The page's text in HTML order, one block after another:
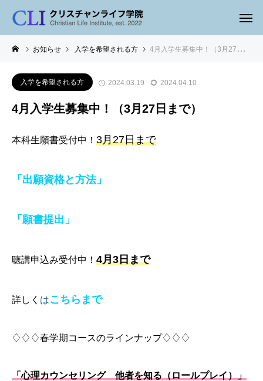
お知らせ 入学を希望される方 4月入学生募集中！（3月27日まで）
入学を希望される方 2024.03.19 2024.04.10
4月入学生募集中！（3月27日まで）
本科生願書受付中！ 3月27日まで
「出願資格と方法」
「願書提出」
聴講申込み受付中！ 4月3日まで
詳しく はこちらまで
♢♢♢春学期コースのラインナップ♢♢♢
「心理カウンセリング 他者を知る（ロールプレイ）」